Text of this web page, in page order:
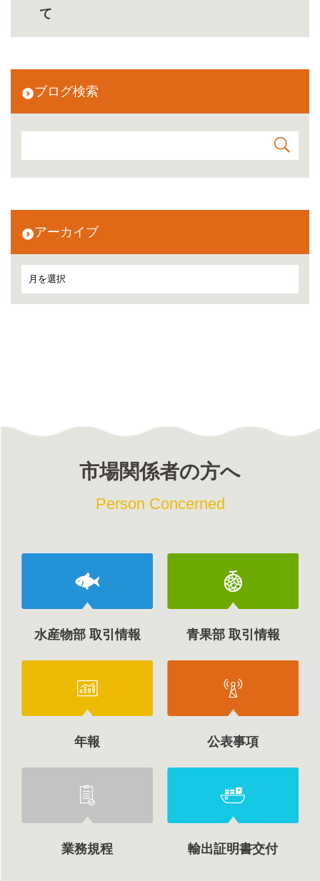
て
ブログ検索
アーカイブ
市場関係者の方へ
Person Concerned
水産物部 取引情報 青果部 取引情報
年報 公表事項
業務規程 輸出証明書交付